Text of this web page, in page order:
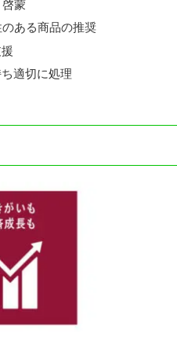
蒙
ある商品の推奨
適切に処理